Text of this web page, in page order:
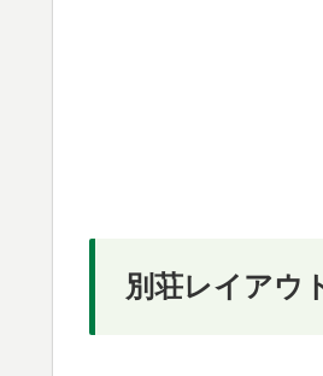
別荘レイアウ